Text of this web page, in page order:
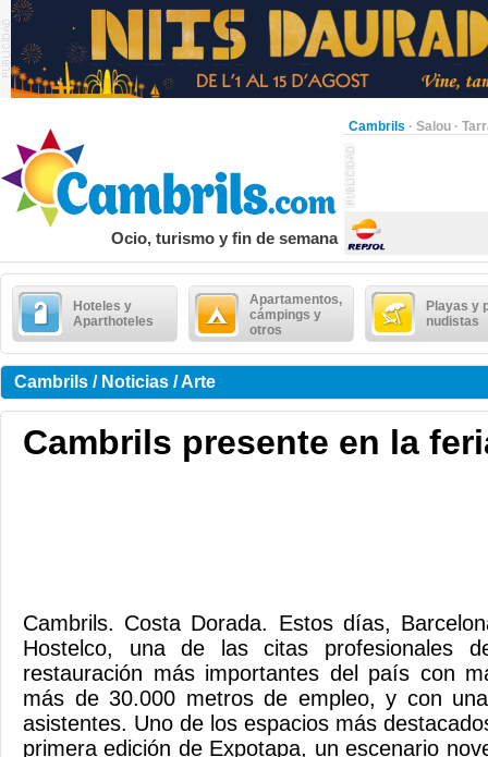
Cambrils · Salou ·
Ocio, turismo y fin de semana
Hoteles y
Aparthoteles
Apartamentos,
cámpings y
otros
Playas y
nudistas
Cambrils / Noticias / Arte
Cambrils presente en la
Cambrils. Costa Dorada. Estos días,
Hostelco, una de las citas profesionales
restauración más importantes del país con
más de 30.000 metros de empleo, y con
asistentes. Uno de los espacios más
primera edición de Expotapa, un escenario